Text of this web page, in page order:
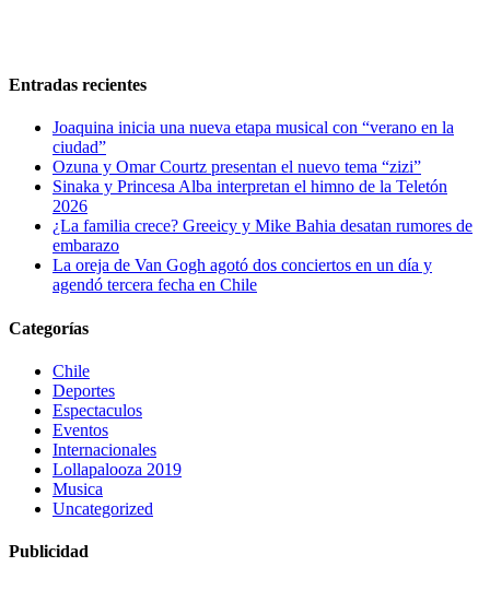
Entradas recientes
Joaquina inicia una nueva etapa musical con “verano en la
ciudad”
Ozuna y Omar Courtz presentan el nuevo tema “zizi”
Sinaka y Princesa Alba interpretan el himno de la Teletón
2026
¿La familia crece? Greeicy y Mike Bahia desatan rumores de
embarazo
La oreja de Van Gogh agotó dos conciertos en un día y
agendó tercera fecha en Chile
Categorías
Chile
Deportes
Espectaculos
Eventos
Internacionales
Lollapalooza 2019
Musica
Uncategorized
Publicidad